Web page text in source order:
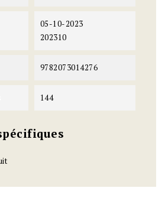
05-10-2023
202310
9782073014276
144